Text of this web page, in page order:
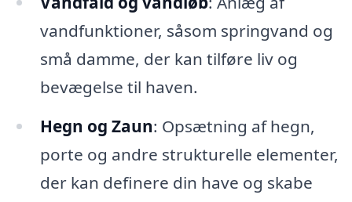
vandfunktioner, såsom springvand og
små damme, der kan tilføre liv og
bevægelse til haven.
Hegn og Zaun: Opsætning af hegn,
porte og andre strukturelle elementer,
der kan definere din have og skabe